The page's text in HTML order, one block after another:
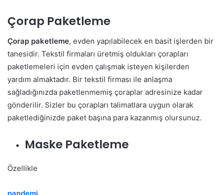
Çorap Paketleme
Çorap paketleme, evden yapılabilecek en basit işlerden bir
tanesidir. Tekstil firmaları üretmiş oldukları çorapları
paketlemeleri için evden çalışmak isteyen kişilerden
yardım almaktadır. Bir tekstil firması ile anlaşma
sağladığınızda paketlenmemiş çoraplar adresinize kadar
gönderilir. Sizler bu çorapları talimatlara uygun olarak
paketlediğinizde paket başına para kazanmış olursunuz.
Maske Paketleme
Özellikle
pandemi